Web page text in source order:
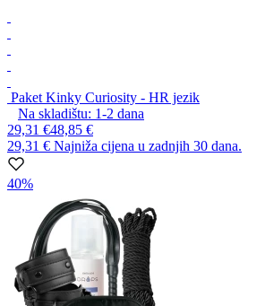
Paket Kinky Curiosity - HR jezik
Na skladištu: 1-2 dana
29,31 €48,85 €
29,31 € Najniža cijena u zadnjih 30 dana.
40%